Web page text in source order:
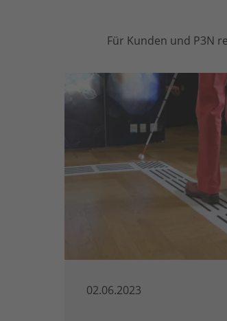
Für Kunden und P3N
02.06.2023